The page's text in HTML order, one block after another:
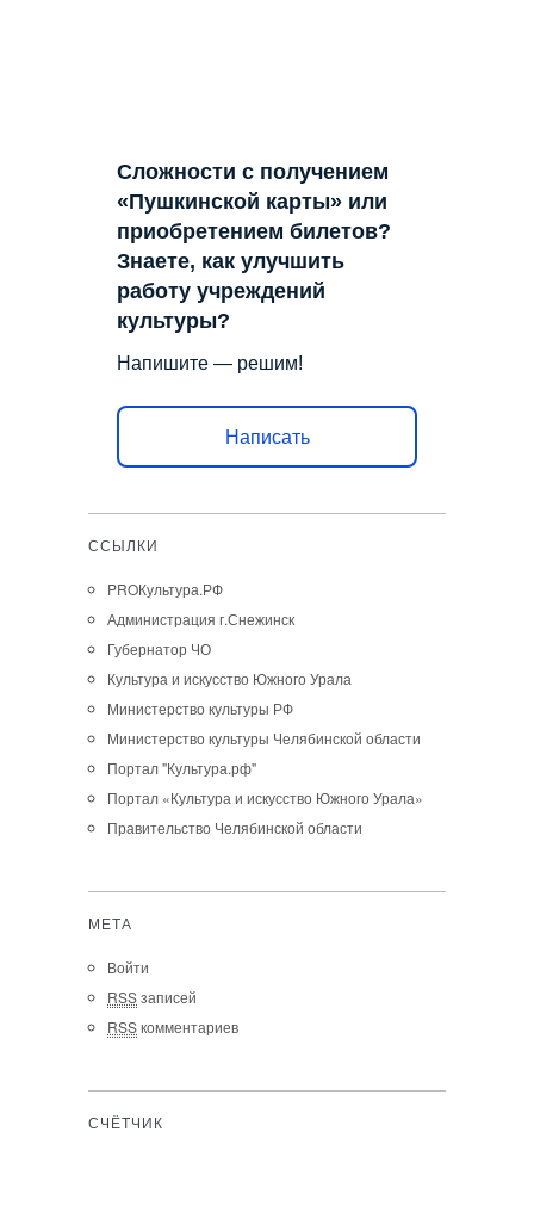
Сложности с получением
«Пушкинской карты» или
приобретением билетов?
Знаете, как улучшить
работу учреждений
культуры?
Напишите — решим!
Написать
ССЫЛКИ
PROКультура.РФ
Администрация г.Снежинск
Губернатор ЧО
Культура и искусство Южного Урала
Министерство культуры РФ
Министерство культуры Челябинской области
Портал "Культура.рф"
Портал «Культура и искусство Южного Урала»
Правительство Челябинской области
МЕТА
Войти
RSSзаписей
RSSкомментариев
СЧЁТЧИК